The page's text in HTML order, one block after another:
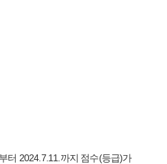
터 2024.7.11.까지 점수(등급)가